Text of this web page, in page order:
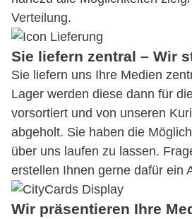
Verteilung.
Sie liefern zentral – Wir
Sie liefern uns Ihre Medien
Lager werden diese dann für
vorsortiert und von unseren
abgeholt. Sie haben die
über uns laufen zu lassen.
erstellen Ihnen gerne dafür ein
Wir präsentieren Ihre